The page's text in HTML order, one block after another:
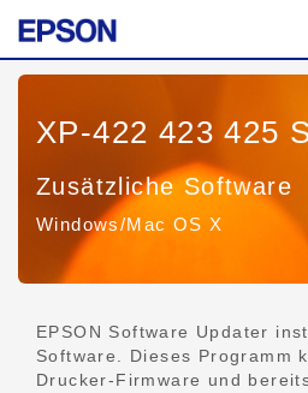
XP-422 423 425
Zusätzliche Software
Windows/Mac OS X
EPSON Software Updater
Software. Dieses Programm
Drucker-Firmware und